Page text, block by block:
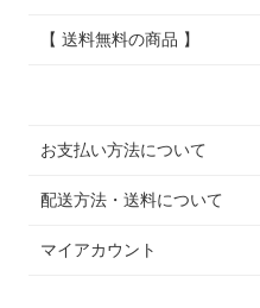
【 送料無料の商品 】
お支払い方法について
配送方法・送料について
マイアカウント